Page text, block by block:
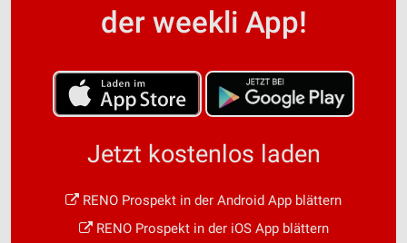
der weekli App!
Jetzt kostenlos laden
RENO Prospekt in der Android App blättern
RENO Prospekt in der iOS App blättern